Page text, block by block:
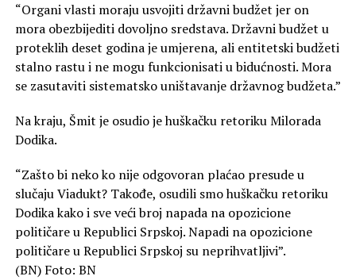
“Organi vlasti moraju usvojiti državni budžet jer on
mora obezbijediti dovoljno sredstava. Državni budžet u
proteklih deset godina je umjerena, ali entitetski budžeti
stalno rastu i ne mogu funkcionisati u bidućnosti. Mora
se zasutaviti sistematsko uništavanje državnog budžeta.”
Na kraju, Šmit je osudio je huškačku retoriku Milorada
Dodika.
“Zašto bi neko ko nije odgovoran plaćao presude u
slučaju Viadukt? Takođe, osudili smo huškačku retoriku
Dodika kako i sve veći broj napada na opozicione
političare u Republici Srpskoj. Napadi na opozicione
političare u Republici Srpskoj su neprihvatljivi”.
(BN) Foto: BN